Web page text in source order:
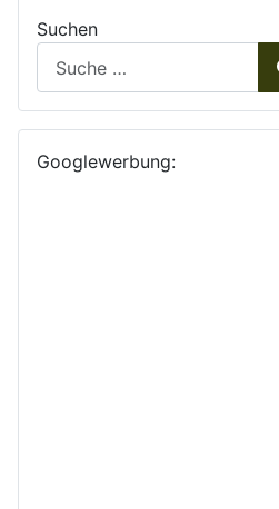
Suchen
Googlewerbung: